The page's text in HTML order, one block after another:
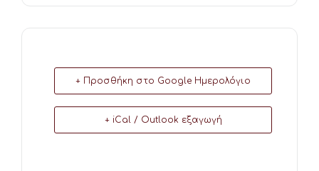
+ Προσθήκη στο Google Ημερολόγιο
+ iCal / Outlook εξαγωγή